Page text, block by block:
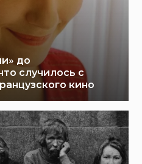
до
случилось с
кино